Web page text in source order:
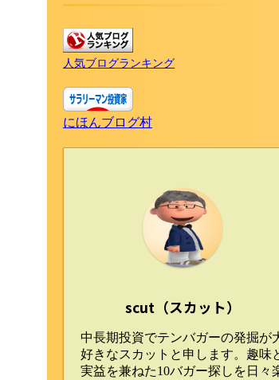
人気ブログランキング
にほんブログ村
scut（スカット）
中長期投資でテンバガーの発掘が
好きなスカットと申します。趣味
実益を兼ねた10バガー探しを日々